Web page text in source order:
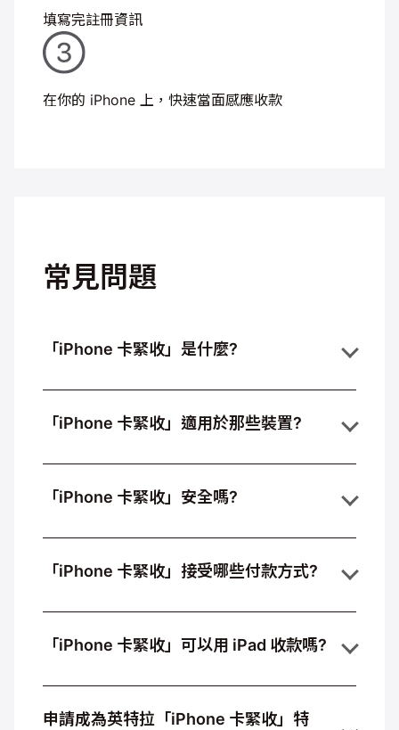
填寫完註冊資訊
在你的 iPhone 上， 快速當面感應收款
常見問題
「iPhone 卡緊收」是什麼?
「iPhone 卡緊收」適用於那些裝置?
「iPhone 卡緊收」安全嗎?
「iPhone 卡緊收」接受哪些付款方式?
「iPhone 卡緊收」可以用 iPad 收款嗎?
申請成為英特拉「iPhone 卡緊收」特